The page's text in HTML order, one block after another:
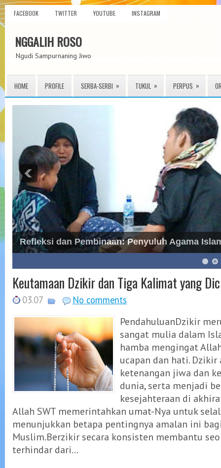
FACEBOOK TWITTER YOUTUBE INSTAGRAM
NGGALIH ROSO
Ngudi Sampurnaning Jiwo
HOME PROFILE SERBA-SERBI » TUKUL » PERPUS »
Refleksi dan Pembinaan: Penyuluh Agama
Keutamaan Dzikir dan Tiga Kalimat yang
03.07 No comments
PendahuluanDzikir
sangat mulia dalam
hamba mengingat
ucapan dan hati. Dzikir
ketenangan jiwa dan
dunia, serta menjadi
kesejahteraan di
Allah SWT memerintahkan umat-Nya untuk
menunjukkan betapa pentingnya amalan ini
Muslim.Berzikir secara konsisten membantu
terhindar dari...